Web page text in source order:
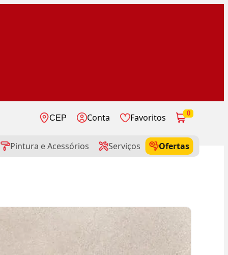
CEP Conta Favoritos 0
Pintura e Acessórios Serviços
Ofertas